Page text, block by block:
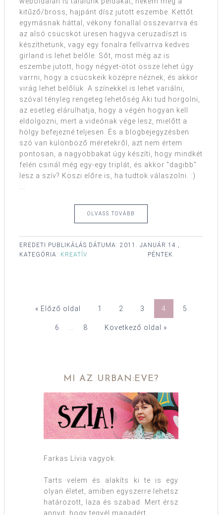
kitűző/bross, hajpánt dísz jutott eszembe. Kettőt
egymásnak háttal, vékony fonallal összevarrva és
az alsó csücsköt üresen hagyva ceruzadíszt is
készíthetünk, vagy egy fonalra fellvarrva kedves
girland is lehet belőle. Sőt, most még az is
eszembe jutott, hogy négyet-ötöt össze lehet úgy
varrni, hogy a csücskeik középre néznek, és akkor
virág lehet belőlük. A színekkel is lehet variálni,
szóval tényleg rengeteg lehetőség Aki tud horgolni,
az esetleg elárulhatja, hogy a végén hogyan kell
eldolgozni, mert a videónak vége lesz, mielőtt a
hölgy befejezné teljesen. És a blogbejegyzésben
szó van különböző méretekről, azt nem értem
pontosan, a nagyobbakat úgy készíti, hogy mindkét
felén csinál még egy-egy triplát, és akkor "dagibb"
lesz a szív? Köszi előre is, ha tudtok válaszolni. :)
OLVASS TOVÁBB
EREDETI PUBLIKÁLÁS DÁTUMA: 2011. JANUÁR 14.,
PÉNTEK
KATEGÓRIA: KREATÍV
« Előző oldal 1 2 3 4 5
6 8 Következő oldal »
MI AZ URBAN:EVE?
Farkas Lívia vagyok.
Tarts velem és alakíts ki te is egy
olyan életet, amiben egyszerre lehetsz
határozott, laza és szabad. Mert érsz
annyit, hogy tegyél magadért.